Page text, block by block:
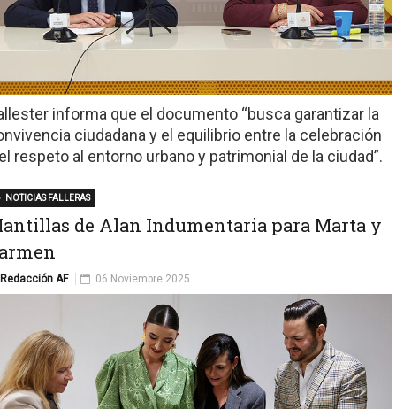
informa que el documento “busca garantizar la
ciudadana y el equilibrio entre la celebración
respeto al entorno urbano y patrimonial de la ciudad”.
de Alan Indumentaria para Marta y
Redacción AF
NOTICIAS FALLERAS
06 Noviembre 2025